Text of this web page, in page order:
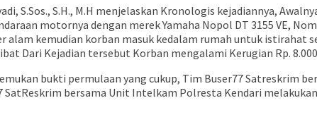
S.Sos., S.H., M.H menjelaskan Kronologis kejadiannya,
motornya dengan merek Yamaha Nopol DT 3155 VE,
alam kemudian korban masuk kedalam rumah untuk
Dari Kejadian tersebut Korban mengalami Kerugian Rp.
bukti permulaan yang cukup, Tim Buser77 Satreskrim
bersama Unit Intelkam Polresta Kendari